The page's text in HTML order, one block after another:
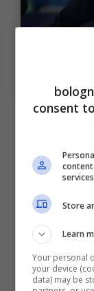
Il giudizio su
Pecoraro/
“Si,
Vincenzo
ambiente.
chiarezza
sarebbe
consent
content
Store
Learn
Your personal
your device
data) may be